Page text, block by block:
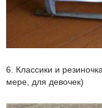
6. Классики и
мере, для девочек)